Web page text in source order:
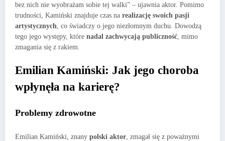
bez nich nie wyobrażam sobie tej walki” – ujawnia aktor. Pomimo
trudności, Kamiński znajduje czas na realizację swoich pasji
artystycznych , co świadczy o jego niezłomnym duchu. Dowodzą
tego jego występy, które nadal zachwycają publiczność , mimo
zmagania się z rakiem.
Emilian Kamiński: Jak jego choroba
wpłynęła na karierę?
Problemy zdrowotne
Emilian Kamiński, znany polski aktor , zmagał się z poważnymi